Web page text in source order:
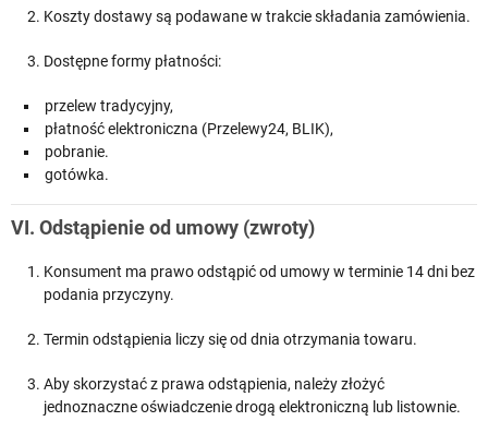
Koszty dostawy są podawane w trakcie składania zamówienia.
Dostępne formy płatności:
przelew tradycyjny,
płatność elektroniczna (Przelewy24, BLIK),
pobranie.
gotówka.
VI. Odstąpienie od umowy (zwroty)
Konsument ma prawo odstąpić od umowy w terminie 14 dni bez
podania przyczyny.
Termin odstąpienia liczy się od dnia otrzymania towaru.
Aby skorzystać z prawa odstąpienia, należy złożyć
jednoznaczne oświadczenie drogą elektroniczną lub listownie.